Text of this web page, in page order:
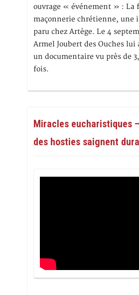
ouvrage « événement » : La
maçonnerie chrétienne, une
paru chez Artège. Le 4
Armel Joubert des Ouches lui
un documentaire vu près de
fois.
Miracles eucharistiques
des hosties saignent